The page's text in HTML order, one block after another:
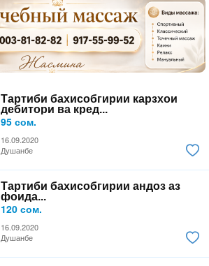
Тартиби бахисобгирии карзхои
дебитори ва кред...
95 сом.
16.09.2020
Душанбе
Тартиби бахисобгирии андоз аз
фоида...
120 сом.
16.09.2020
Душанбе